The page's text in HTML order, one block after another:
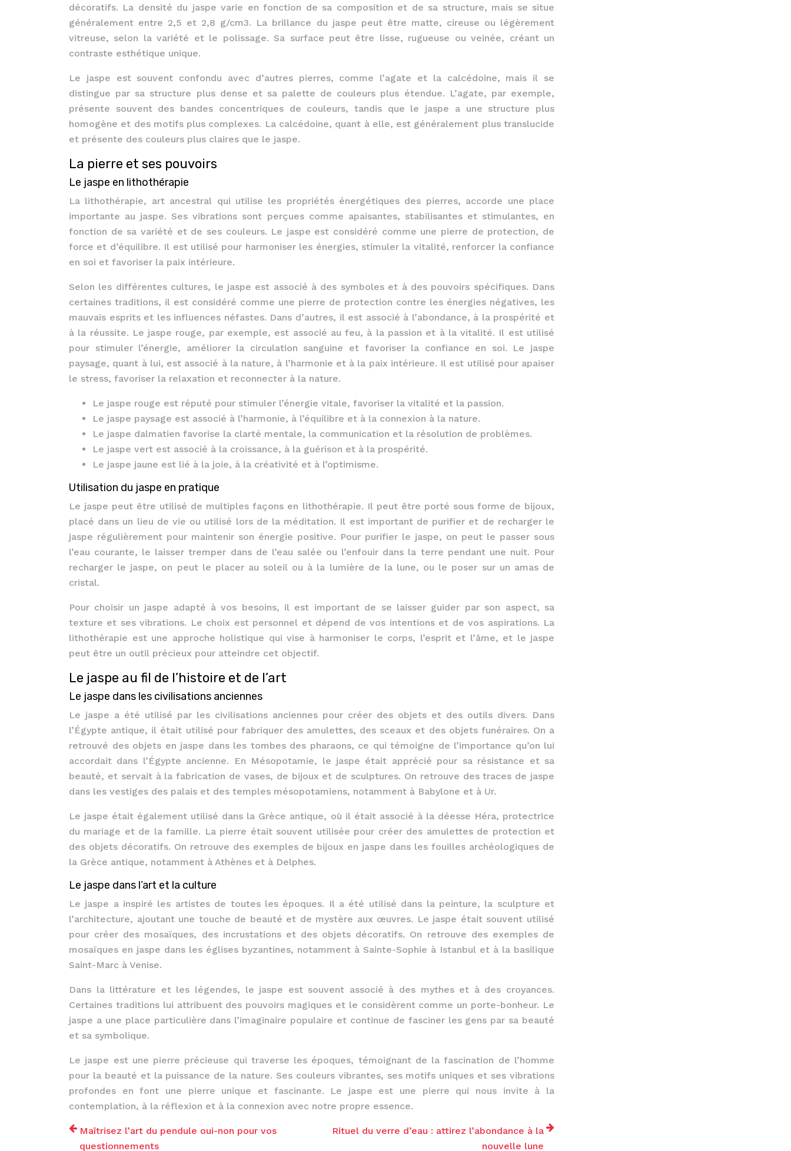
décoratifs. La densité du jaspe varie en fonction de sa composition et de sa structure, mais se situe
généralement entre 2,5 et 2,8 g/cm3. La brillance du jaspe peut être matte, cireuse ou légèrement
vitreuse, selon la variété et le polissage. Sa surface peut être lisse, rugueuse ou veinée, créant un
contraste esthétique unique.
Le jaspe est souvent confondu avec d’autres pierres, comme l’agate et la calcédoine, mais il se
distingue par sa structure plus dense et sa palette de couleurs plus étendue. L’agate, par exemple,
présente souvent des bandes concentriques de couleurs, tandis que le jaspe a une structure plus
homogène et des motifs plus complexes. La calcédoine, quant à elle, est généralement plus translucide
et présente des couleurs plus claires que le jaspe.
La pierre et ses pouvoirs
Le jaspe en lithothérapie
La lithothérapie, art ancestral qui utilise les propriétés énergétiques des pierres, accorde une place
importante au jaspe. Ses vibrations sont perçues comme apaisantes, stabilisantes et stimulantes, en
fonction de sa variété et de ses couleurs. Le jaspe est considéré comme une pierre de protection, de
force et d’équilibre. Il est utilisé pour harmoniser les énergies, stimuler la vitalité, renforcer la confiance
en soi et favoriser la paix intérieure.
Selon les différentes cultures, le jaspe est associé à des symboles et à des pouvoirs spécifiques. Dans
certaines traditions, il est considéré comme une pierre de protection contre les énergies négatives, les
mauvais esprits et les influences néfastes. Dans d’autres, il est associé à l’abondance, à la prospérité et
à la réussite. Le jaspe rouge, par exemple, est associé au feu, à la passion et à la vitalité. Il est utilisé
pour stimuler l’énergie, améliorer la circulation sanguine et favoriser la confiance en soi. Le jaspe
paysage, quant à lui, est associé à la nature, à l’harmonie et à la paix intérieure. Il est utilisé pour apaiser
le stress, favoriser la relaxation et reconnecter à la nature.
Le jaspe rouge est réputé pour stimuler l’énergie vitale, favoriser la vitalité et la passion.
Le jaspe paysage est associé à l’harmonie, à l’équilibre et à la connexion à la nature.
Le jaspe dalmatien favorise la clarté mentale, la communication et la résolution de problèmes.
Le jaspe vert est associé à la croissance, à la guérison et à la prospérité.
Le jaspe jaune est lié à la joie, à la créativité et à l’optimisme.
Utilisation du jaspe en pratique
Le jaspe peut être utilisé de multiples façons en lithothérapie. Il peut être porté sous forme de bijoux,
placé dans un lieu de vie ou utilisé lors de la méditation. Il est important de purifier et de recharger le
jaspe régulièrement pour maintenir son énergie positive. Pour purifier le jaspe, on peut le passer sous
l’eau courante, le laisser tremper dans de l’eau salée ou l’enfouir dans la terre pendant une nuit. Pour
recharger le jaspe, on peut le placer au soleil ou à la lumière de la lune, ou le poser sur un amas de
cristal.
Pour choisir un jaspe adapté à vos besoins, il est important de se laisser guider par son aspect, sa
texture et ses vibrations. Le choix est personnel et dépend de vos intentions et de vos aspirations. La
lithothérapie est une approche holistique qui vise à harmoniser le corps, l’esprit et l’âme, et le jaspe
peut être un outil précieux pour atteindre cet objectif.
Le jaspe au fil de l’histoire et de l’art
Le jaspe dans les civilisations anciennes
Le jaspe a été utilisé par les civilisations anciennes pour créer des objets et des outils divers. Dans
l’Égypte antique, il était utilisé pour fabriquer des amulettes, des sceaux et des objets funéraires. On a
retrouvé des objets en jaspe dans les tombes des pharaons, ce qui témoigne de l’importance qu’on lui
accordait dans l’Égypte ancienne. En Mésopotamie, le jaspe était apprécié pour sa résistance et sa
beauté, et servait à la fabrication de vases, de bijoux et de sculptures. On retrouve des traces de jaspe
dans les vestiges des palais et des temples mésopotamiens, notamment à Babylone et à Ur.
Le jaspe était également utilisé dans la Grèce antique, où il était associé à la déesse Héra, protectrice
du mariage et de la famille. La pierre était souvent utilisée pour créer des amulettes de protection et
des objets décoratifs. On retrouve des exemples de bijoux en jaspe dans les fouilles archéologiques de
la Grèce antique, notamment à Athènes et à Delphes.
Le jaspe dans l’art et la culture
Le jaspe a inspiré les artistes de toutes les époques. Il a été utilisé dans la peinture, la sculpture et
l’architecture, ajoutant une touche de beauté et de mystère aux œuvres. Le jaspe était souvent utilisé
pour créer des mosaïques, des incrustations et des objets décoratifs. On retrouve des exemples de
mosaïques en jaspe dans les églises byzantines, notamment à Sainte-Sophie à Istanbul et à la basilique
Saint-Marc à Venise.
Dans la littérature et les légendes, le jaspe est souvent associé à des mythes et à des croyances.
Certaines traditions lui attribuent des pouvoirs magiques et le considèrent comme un porte-bonheur. Le
jaspe a une place particulière dans l’imaginaire populaire et continue de fasciner les gens par sa beauté
et sa symbolique.
Le jaspe est une pierre précieuse qui traverse les époques, témoignant de la fascination de l’homme
pour la beauté et la puissance de la nature. Ses couleurs vibrantes, ses motifs uniques et ses vibrations
profondes en font une pierre unique et fascinante. Le jaspe est une pierre qui nous invite à la
contemplation, à la réflexion et à la connexion avec notre propre essence.
Maîtrisez l’art du pendule oui-non pour vos
questionnements
Rituel du verre d’eau : attirez l’abondance à la
nouvelle lune